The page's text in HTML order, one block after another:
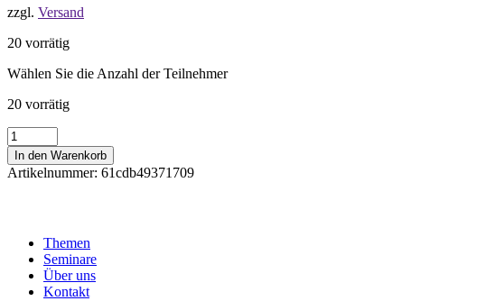
zzgl. Versand
20 vorrätig
Wählen Sie die Anzahl der Teilnehmer
20 vorrätig
BR
I
-
Einführung
Menge
In den Warenkorb
Artikelnummer: 61cdb49371709
Themen
Seminare
Über uns
Kontakt